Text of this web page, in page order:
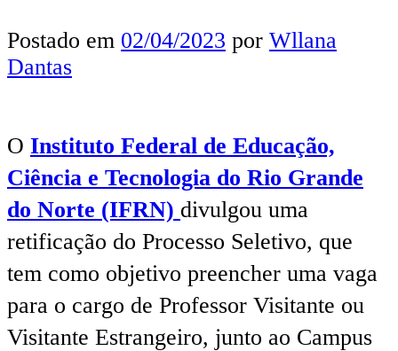
Postado em 02/04/2023 por Wllana
Dantas
O Instituto Federal de Educação,
Ciência e Tecnologia do Rio Grande
do Norte (IFRN) divulgou uma
retificação do Processo Seletivo, que
tem como objetivo preencher uma vaga
para o cargo de Professor Visitante ou
Visitante Estrangeiro, junto ao Campus